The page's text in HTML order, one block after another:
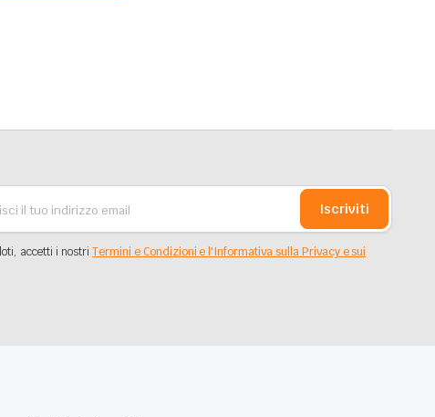
Iscriviti
accetti i nostriTermini e Condizioni e l'Informativa sulla Privacy e sui